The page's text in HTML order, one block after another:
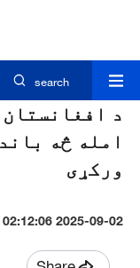
search
د
ورکړی
2025-09-02 02:12:06